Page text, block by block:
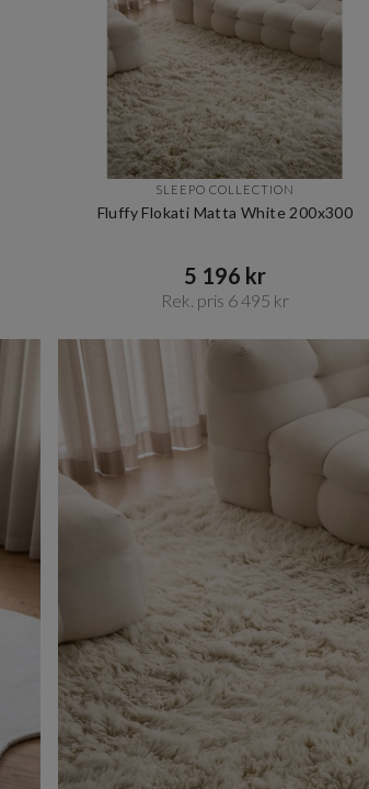
SLEEPO COLLECTION
Fluffy Flokati Matta White 200x300
5 196 kr​​
Rek. pris 6 495 kr​​